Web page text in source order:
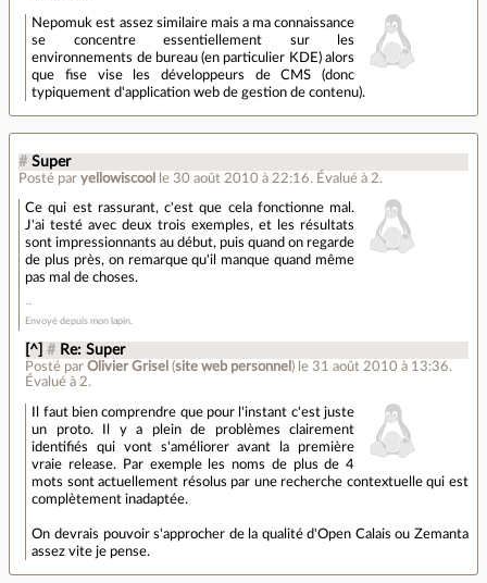
Nepomuk est assez similaire mais a ma connaissance
se concentre essentiellement sur les
environnements de bureau (en particulier KDE) alors
que fise vise les développeurs de CMS (donc
typiquement d'application web de gestion de contenu).
# Super
Posté par yellowiscool le 30 août 2010 à 22:16. Évalué à 2.
Ce qui est rassurant, c'est que cela fonctionne mal.
J'ai testé avec deux trois exemples, et les résultats
sont impressionnants au début, puis quand on regarde
de plus près, on remarque qu'il manque quand même
pas mal de choses.
Envoyé depuis mon lapin.
[^] # Re: Super
Posté parOlivier Grisel (site web personnel ) le 31 août 2010 à 13:36.
Évalué à 2.
Il faut bien comprendre que pour l'instant c'est juste
un proto. Il y a plein de problèmes clairement
identifiés qui vont s'améliorer avant la première
vraie release. Par exemple les noms de plus de 4
mots sont actuellement résolus par une recherche contextuelle qui est
complètement inadaptée.
On devrais pouvoir s'approcher de la qualité d'Open Calais ou Zemanta
assez vite je pense.